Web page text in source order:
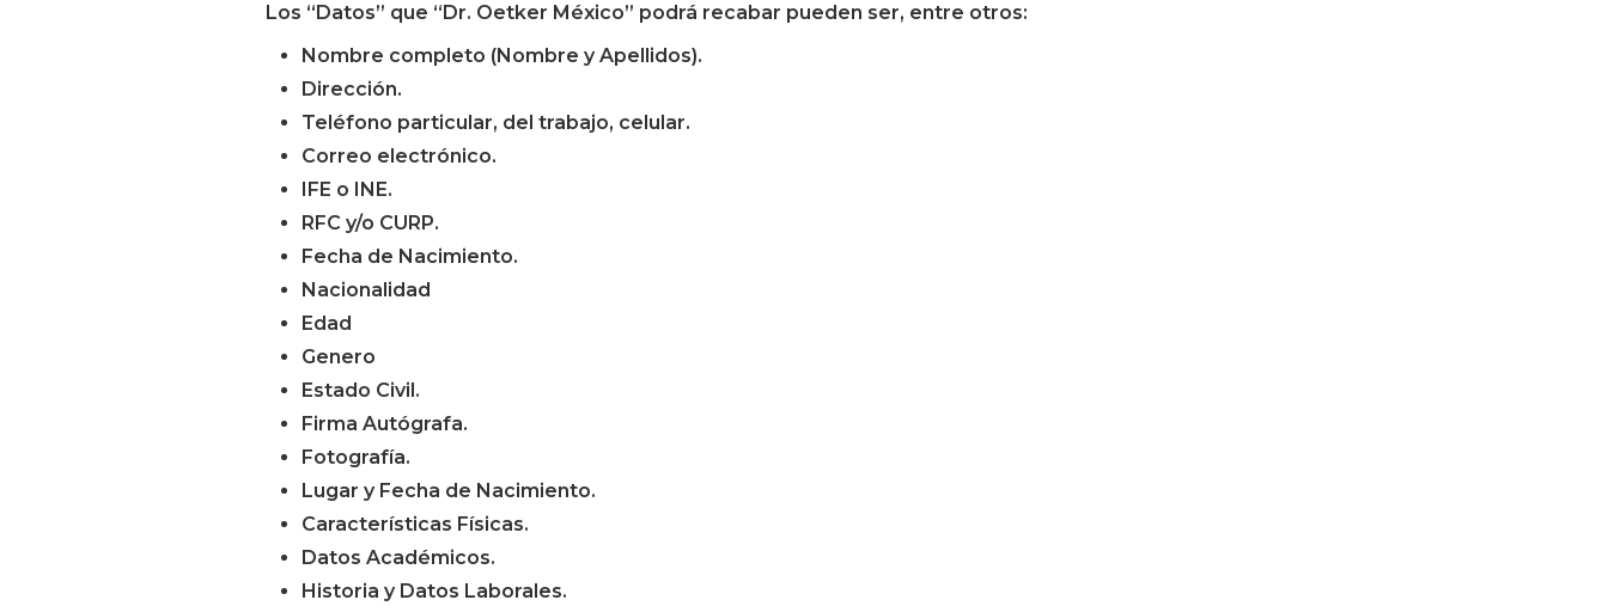
Los “Datos” que “Dr. Oetker México” podrá recabar pueden ser, entre otros:
Nombre completo (Nombre y Apellidos).
Dirección.
Teléfono particular, del trabajo, celular.
Correo electrónico.
IFE o INE.
RFC y/o CURP.
Fecha de Nacimiento.
Nacionalidad
Edad
Genero
Estado Civil.
Firma Autógrafa.
Fotografía.
Lugar y Fecha de Nacimiento.
Características Físicas.
Datos Académicos.
Historia y Datos Laborales.